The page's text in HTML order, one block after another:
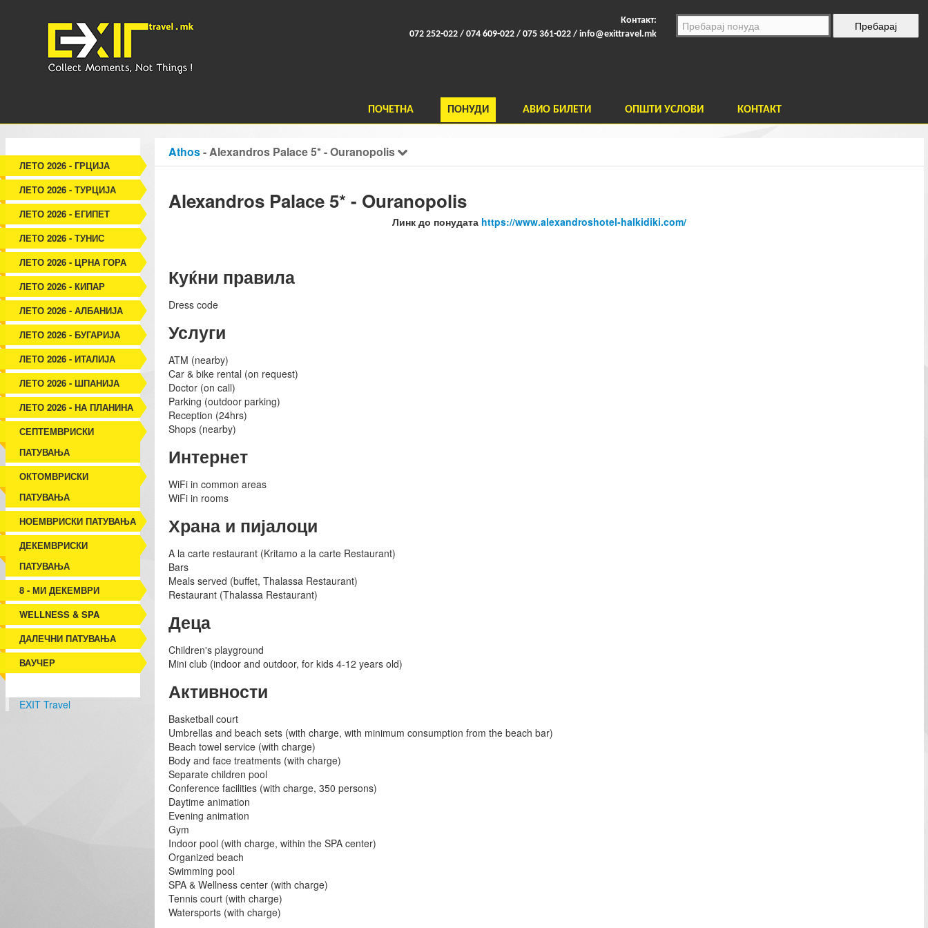
Контакт:
072 252-022 / 074 609-022 / 075 361-022 / info@exittravel.mk
ПОЧЕТНА ПОНУДИ АВИО БИЛЕТИ ОПШТИ УСЛОВИ КОНТАКТ
ЛЕТО 2026 - ГРЦИЈА
ЛЕТО 2026 - ТУРЦИЈА
ЛЕТО 2026 - ЕГИПЕТ
ЛЕТО 2026 - ТУНИС
ЛЕТО 2026 - ЦРНА ГОРА
ЛЕТО 2026 - КИПАР
ЛЕТО 2026 - АЛБАНИЈА
ЛЕТО 2026 - БУГАРИЈА
ЛЕТО 2026 - ИТАЛИЈА
ЛЕТО 2026 - ШПАНИЈА
ЛЕТО 2026 - НА ПЛАНИНА
СЕПТЕМВРИСКИ
ПАТУВАЊА
ОКТОМВРИСКИ
ПАТУВАЊА
НОЕМВРИСКИ ПАТУВАЊА
ДЕКЕМВРИСКИ
ПАТУВАЊА
8 - МИ ДЕКЕМВРИ
WELLNESS & SPA
ДАЛЕЧНИ ПАТУВАЊА
ВАУЧЕР
EXIT Travel
Athos- Alexandros Palace 5* - Ouranopolis
Alexandros Palace 5* - Ouranopolis
Линк до понудата https://www.alexandroshotel-halkidiki.com/
Куќни правила
Dress code
Услуги
ATM (nearby)
Car & bike rental (on request)
Doctor (on call)
Parking (outdoor parking)
Reception (24hrs)
Shops (nearby)
Интернет
WiFi in common areas
WiFi in rooms
Храна и пијалоци
A la carte restaurant (Kritamo a la carte Restaurant)
Bars
Meals served (buffet, Thalassa Restaurant)
Restaurant (Thalassa Restaurant)
Деца
Children's playground
Mini club (indoor and outdoor, for kids 4-12 years old)
Активности
Basketball court
Umbrellas and beach sets (with charge, with minimum consumption from the beach bar)
Beach towel service (with charge)
Body and face treatments (with charge)
Separate children pool
Conference facilities (with charge, 350 persons)
Daytime animation
Evening animation
Gym
Indoor pool (with charge, within the SPA center)
Organized beach
Swimming pool
SPA & Wellness center (with charge)
Tennis court (with charge)
Watersports (with charge)